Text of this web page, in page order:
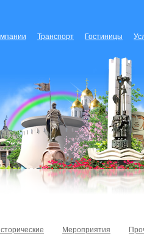
Транспорт Гостиницы
Мероприятия